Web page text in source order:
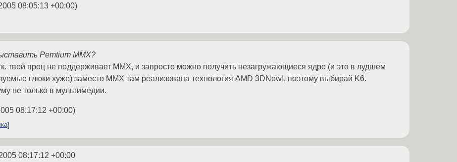
08:05:13 +00:00)
Pemtium MMX?
твой проц не поддерживает ММХ, и запросто можно получить незагружающиеся ядро (и это в лудшем
глюки хуже) заместо MMX там реализована технология AMD 3DNow!, поэтому выбирай K6.
не только в мультимедии.
08:17:12 +00:00)
08:17:12 +00:00